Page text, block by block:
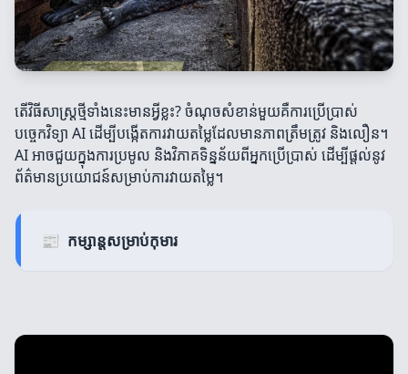
តើវិធីសាស្ត្រថ្មីទាំងនេះមានអ្វីខ្លះ? ចំណុចសំខាន់មួយគឺការប្រើប្រាស់
បច្ចេកវិទ្យា AI ដើម្បីបង្កើតការវាយតម្លៃដែលមានភាពត្រឹមត្រូវ និងលឿន។
AI អាចជួយក្នុងការប្រមូល និងវិភាគទិន្នន័យពីអ្នកប្រើប្រាស់ ដើម្បីផ្ដល់នូវ
ព័ត៌មានប្រយោជន៍សម្រាប់ការវាយតម្លៃ។
📰 កម្សាន្តសម្រាប់កុមារ